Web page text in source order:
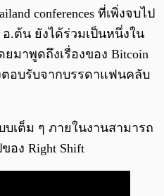
conferences ที่เพิ่งจบไป
.ต้น ยังได้ร่วมเป็นหนึ่งใน
ยมาพูดถึงเรื่องของ Bitcoin
ตอบรับจากบรรดาแฟนคลับ
เต็ม ๆ ภายในงานสามารถ
ง Right Shift